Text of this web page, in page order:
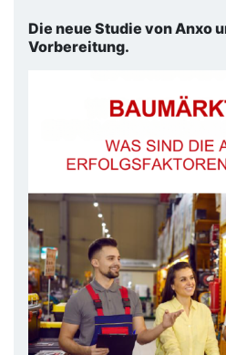
Die neue Studie von Anxo
Vorbereitung.